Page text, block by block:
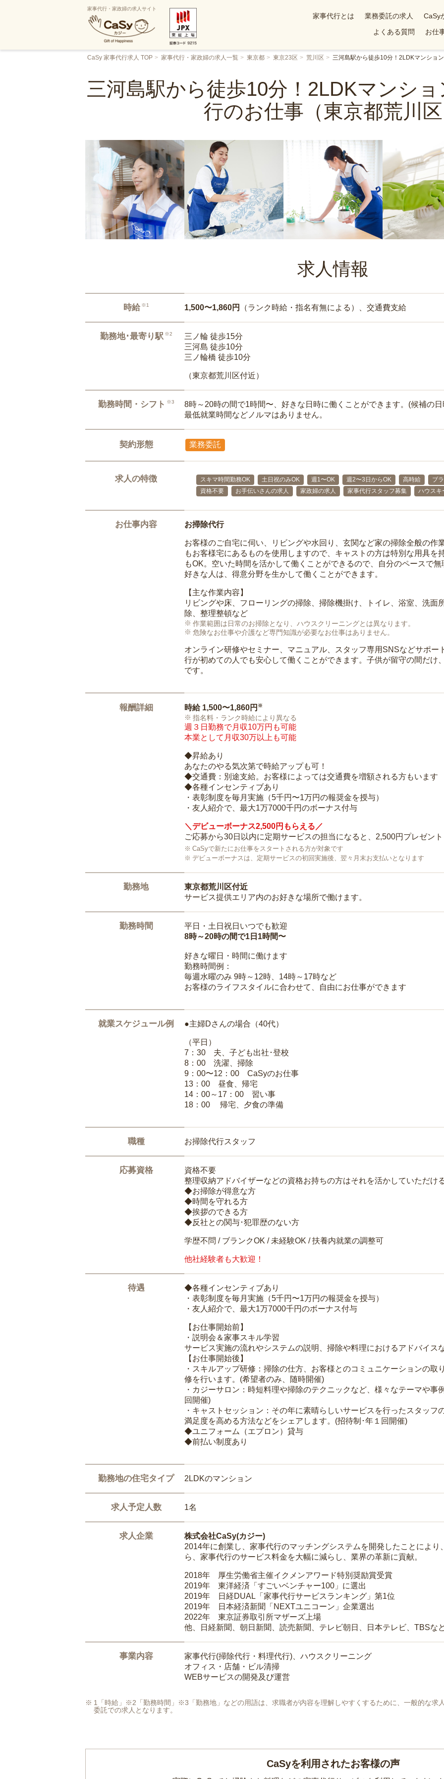
家事代行・家政婦の求人サイト
家事代行とは 業務委託の求人 CaSy
よくある質問
お仕
CaSy 家事代行求人 TOP 家事代行・家政婦の求人一覧 東京都 東京23区 荒川区 三河島駅から徒歩10分！2LDKマンショ
三河島駅から徒歩10分！2LDKマンシ
行のお仕事（東京都荒川区
求人情報
時給 ※1 1,500〜1,860円 （ランク時給・指名有無による）、交通費支給
勤務地･最寄り駅 ※2
三ノ輪 徒歩15分
三河島 徒歩10分
三ノ輪橋 徒歩10分
（東京都荒川区付近）
勤務時間・シフト ※3
8時～20時の間で1時間〜、好きな日時に働くことができます。(候補の
最低就業時間などノルマはありません。
契約形態 業務委託
求人の特徴 スキマ時間勤務OK 土日祝のみOK 週1〜OK 週2〜3日からOK 高時給 ブ
資格不要
お手伝いさんの求人 家政婦の求人 家事代行スタッフ募集 ハウスキ
お仕事内容 お掃除代行
お客様のご自宅に伺い、リビングや水回り、玄関など家の掃除全般の作
もお客様宅にあるものを使用しますので、キャストの方は特別な用具を
もOK。空いた時間を活かして働くことができるので、自分のペースで
好きな人は、得意分野を生かして働くことができます。
【主な作業内容】
リビングや床、フローリングの掃除、掃除機掛け、トイレ、浴室、洗面
除、整理整頓など
作業範囲は日常のお掃除となり、ハウスクリーニングとは異なります。
危険なお仕事や介護など専門知識が必要なお仕事はありません。
オンライン研修やセミナー、マニュアル、スタッフ専用SNSなどサポー
行が初めての人でも安心して働くことができます。子供が留守の間だけ
です。
報酬詳細 時給 1,500〜1,860円 ※
指名料・ランク時給により異なる
週３日勤務で月収10万円も可能
本業として月収30万以上も可能
◆昇給あり
あなたのやる気次第で時給アップも可！
◆交通費：別途支給。お客様によっては交通費を増額される方もいます
◆各種インセンティブあり
・表彰制度を毎月実施（5千円〜1万円の報奨金を授与）
・友人紹介で、最大1万7000千円のボーナス付与
＼デビューボーナス2,500円もらえる／
ご応募から30日以内に定期サービスの担当になると、2,500円プレゼント
CaSyで新たにお仕事をスタートされる方が対象です
デビューボーナスは、定期サービスの初回実施後、翌々月末お支払いとなります
勤務地
東京都荒川区付近
サービス提供エリア内のお好きな場所で働けます。
勤務時間
平日・土日祝日いつでも歓迎
8時～20時の間で1日1時間〜
好きな曜日・時間に働けます
勤務時間例：
毎週水曜のみ 9時～12時、14時～17時など
お客様のライフスタイルに合わせて、自由にお仕事ができます
就業スケジュール例 ●主婦Dさんの場合（40代）
（平日）
7：30 夫、子ども出社･登校
8：00 洗濯、掃除
9：00〜12：00 CaSyのお仕事
13：00 昼食、帰宅
14：00～17：00 習い事
18：00 帰宅、夕食の準備
職種 お掃除代行スタッフ
応募資格
資格不要
整理収納アドバイザーなどの資格お持ちの方はそれを活かしていただけ
◆お掃除が得意な方
◆時間を守れる方
◆挨拶のできる方
◆反社との関与･犯罪歴のない方
学歴不問 / ブランクOK / 未経験OK / 扶養内就業の調整可
他社経験者も大歓迎！
待遇
◆各種インセンティブあり
・表彰制度を毎月実施（5千円〜1万円の報奨金を授与）
・友人紹介で、最大1万7000千円のボーナス付与
【お仕事開始前】
・説明会＆家事スキル学習
サービス実施の流れやシステムの説明、掃除や料理におけるアドバイス
【お仕事開始後】
・スキルアップ研修：掃除の仕方、お客様とのコミュニケーションの
修を行います。(希望者のみ、随時開催)
・カジーサロン：時短料理や掃除のテクニックなど、様々なテーマや事
回開催)
・キャストセッション：その年に素晴らしいサービスを行ったスタッ
満足度を高める方法などをシェアします。(招待制･年１回開催)
◆ユニフォーム（エプロン）貸与
◆前払い制度あり
勤務地の住宅タイプ 2LDKのマンション
求人予定人数 1名
求人企業
株式会社CaSy(カジー)
2014年に創業し、家事代行のマッチングシステムを開発したことによ
ら、家事代行のサービス料金を大幅に減らし、業界の革新に貢献。
2018年 厚生労働省主催イクメンアワード特別奨励賞受賞
2019年 東洋経済「すごいベンチャー100」に選出
2019年 日経DUAL「家事代行サービスランキング」第1位
2019年 日本経済新聞「NEXTユニコーン」企業選出
2022年 東京証券取引所マザーズ上場
他、日経新聞、朝日新聞、読売新聞、テレビ朝日、日本テレビ、TBSな
事業内容
家事代行(掃除代行・料理代行)、ハウスクリーニング
オフィス・店舗・ビル清掃
WEBサービスの開発及び運営
1「時給」※2「勤務時間」※3「勤務地」などの用語は、求職者が内容を理解しやすくするために、一般的な求
委託での求人となります。
CaSyを利用されたお客様の声